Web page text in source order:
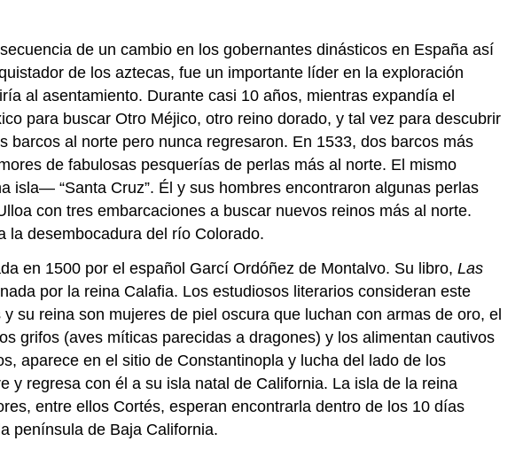
de un cambio en los gobernantes dinásticos en España así
de los aztecas, fue un importante líder en la exploración
al asentamiento. Durante casi 10 años, mientras expandía el
para buscar Otro Méjico, otro reino dorado, y tal vez para descubrir
al norte pero nunca regresaron. En 1533, dos barcos más
de fabulosas pesquerías de perlas más al norte. El mismo
“Santa Cruz”. Él y sus hombres encontraron algunas perlas
con tres embarcaciones a buscar nuevos reinos más al norte.
la desembocadura del río Colorado.
en 1500 por el español Garcí Ordóñez de Montalvo. Su libro, Las
por la reina Calafia. Los estudiosos literarios consideran este
su reina son mujeres de piel oscura que luchan con armas de oro, el
grifos (aves míticas parecidas a dragones) y los alimentan cautivos
aparece en el sitio de Constantinopla y lucha del lado de los
y regresa con él a su isla natal de California. La isla de la reina
entre ellos Cortés, esperan encontrarla dentro de los 10 días
península de Baja California.